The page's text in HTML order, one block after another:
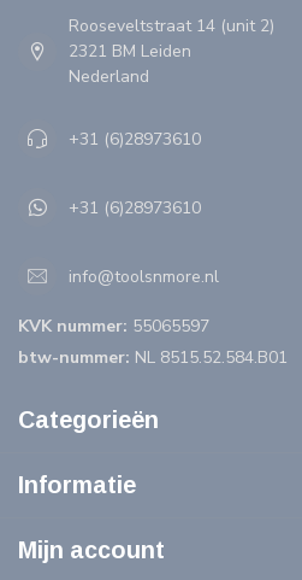
Rooseveltstraat 14 (unit 2)
2321 BM Leiden
Nederland
+31 (6)28973610
+31 (6)28973610
info@toolsnmore.nl
KVK nummer: 55065597
btw-nummer: NL 8515.52.584.B01
Categorieën
Informatie
Mijn account